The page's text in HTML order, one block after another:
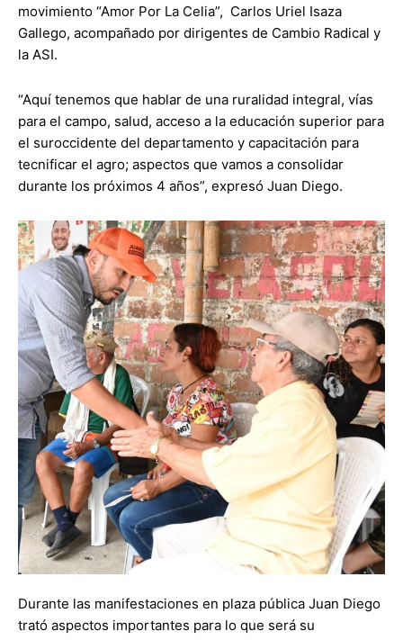
movimiento “Amor Por La Celia”, Carlos Uriel Isaza
Gallego, acompañado por dirigentes de Cambio Radical y
la ASI.
“Aquí tenemos que hablar de una ruralidad integral, vías
para el campo, salud, acceso a la educación superior para
el suroccidente del departamento y capacitación para
tecnificar el agro; aspectos que vamos a consolidar
durante los próximos 4 años”, expresó Juan Diego.
Durante las manifestaciones en plaza pública Juan Diego
trató aspectos importantes para lo que será su